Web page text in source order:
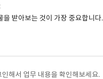
을 받아보는 것이 가장 중요합니다.
인해서 업무 내용을 확인해보세요.